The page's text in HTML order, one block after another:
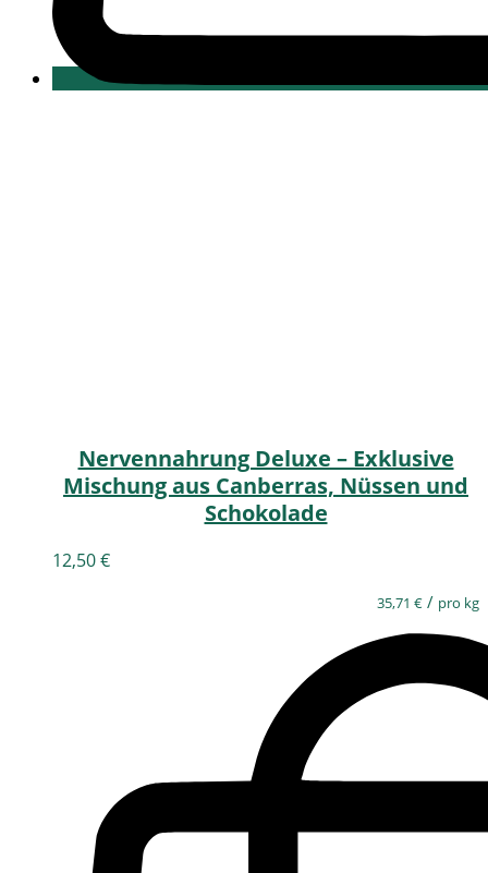
Nervennahrung Deluxe – Exklusive
Mischung aus Canberras, Nüssen und
Schokolade
12,50€
35,71 € / pro kg